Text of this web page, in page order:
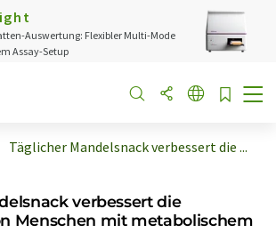
Auswertung: Flexibler Multi-Mode
Assay-Setup
Täglicher Mandelsnack verbessert die ...
verbessert die
Menschen mit metabolischem